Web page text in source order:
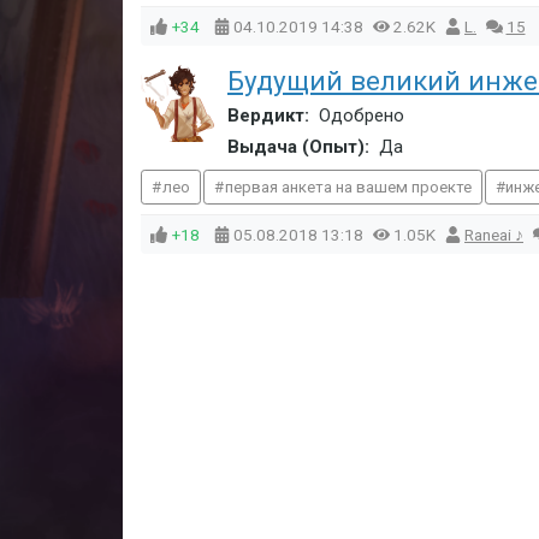
+34 04.10.2019 14:38 2.62K L. 15
Будущий великий
Вердикт: Одобрено
Выдача (Опыт): Да
лео первая анкета на вашем проекте
+18 05.08.2018 13:18 1.05K Raneai ♪